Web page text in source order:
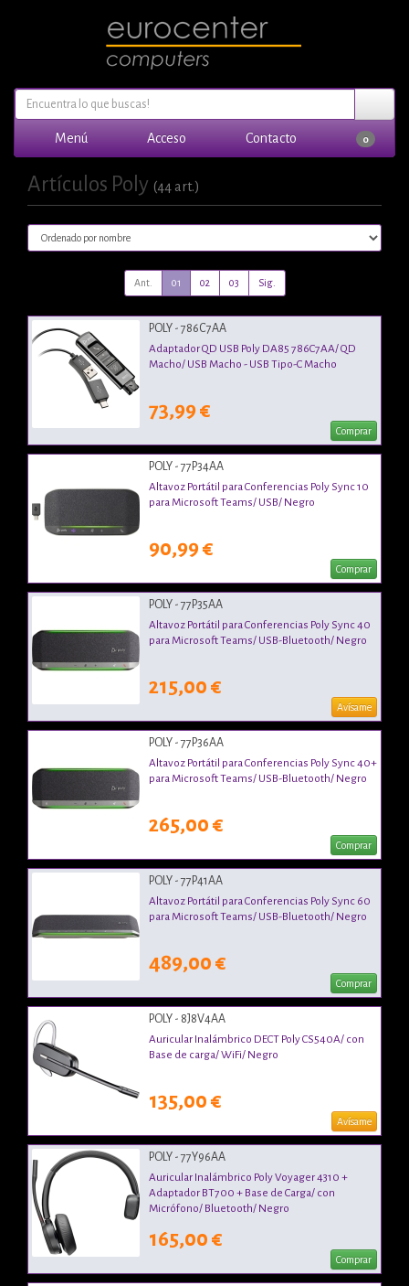
Menú Acceso Contacto 0
Artículos Poly (44 art.)
Ant. 01 02 03 Sig.
POLY - 786C7AA
Adaptador QD USB Poly DA85 786C7AA/ QD
Macho/ USB Macho - USB Tipo-C Macho
73,99 €
Comprar
POLY - 77P34AA
Altavoz Portátil para Conferencias Poly Sync 10
para Microsoft Teams/ USB/ Negro
90,99 €
Comprar
POLY - 77P35AA
Altavoz Portátil para Conferencias Poly Sync 40
para Microsoft Teams/ USB-Bluetooth/ Negro
215,00 €
Avísame
POLY - 77P36AA
Altavoz Portátil para Conferencias Poly Sync 40+
para Microsoft Teams/ USB-Bluetooth/ Negro
265,00 €
Comprar
POLY - 77P41AA
Altavoz Portátil para Conferencias Poly Sync 60
para Microsoft Teams/ USB-Bluetooth/ Negro
489,00 €
Comprar
POLY - 8J8V4AA
Auricular Inalámbrico DECT Poly CS540A/ con
Base de carga/ WiFi/ Negro
135,00 €
Avísame
POLY - 77Y96AA
Auricular Inalámbrico Poly Voyager 4310 +
Adaptador BT700 + Base de Carga/ con
Micrófono/ Bluetooth/ Negro
165,00 €
Comprar